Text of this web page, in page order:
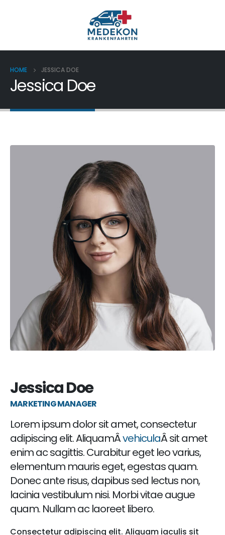
HOME JESSICA DOE
Jessica Doe
Jessica Doe
MARKETING MANAGER
Lorem ipsum dolor sit amet, consectetur
adipiscing elit. AliquamÂvehiculaÂ sit amet
enim ac sagittis. Curabitur eget leo varius,
elementum mauris eget, egestas quam.
Donec ante risus, dapibus sed lectus non,
lacinia vestibulum nisi. Morbi vitae augue
quam. Nullam ac laoreet libero.
Consectetur adipiscing elit. Aliquam iaculis sit